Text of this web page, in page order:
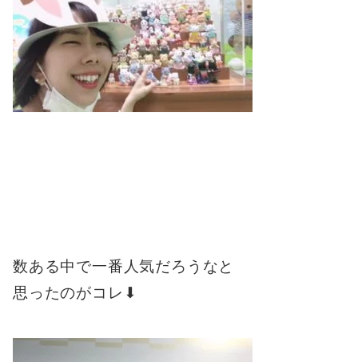
数ある中で一番人気だろうなと
思ったのがコレ⬇︎